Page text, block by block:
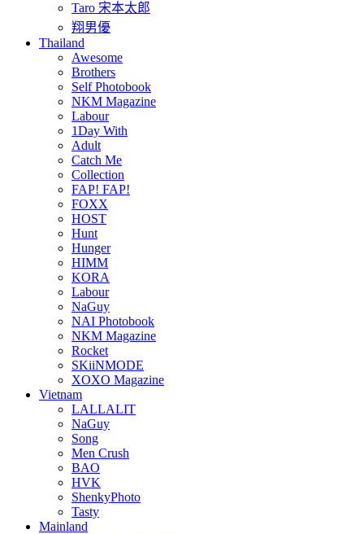
Taro 宋本太郎
翔男優
Thailand
Awesome
Brothers
Self Photobook
NKM Magazine
Labour
1Day With
Adult
Catch Me
Collection
FAP! FAP!
FOXX
HOST
Hunt
Hunger
HIMM
KORA
Labour
NaGuy
NAI Photobook
NKM Magazine
Rocket
SKiiNMODE
XOXO Magazine
Vietnam
LALLALIT
NaGuy
Song
Men Crush
BAO
HVK
ShenkyPhoto
Tasty
Mainland